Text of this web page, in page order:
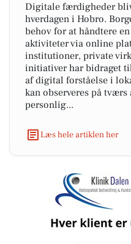
Digitale færdigheder
hverdagen i Hobro.
behov for at håndtere
aktiviteter via online
institutioner, private
initiativer har bidraget
af digital forståelse i
kan observeres på
personlig...
Læs hele artiklen her